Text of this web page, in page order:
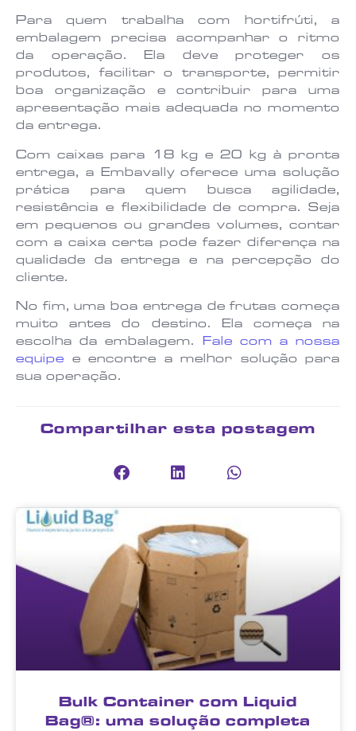
Para quem trabalha com hortifrúti, a
embalagem precisa acompanhar o ritmo
da operação. Ela deve proteger os
produtos, facilitar o transporte, permitir
boa organização e contribuir para uma
apresentação mais adequada no momento
da entrega.
Com caixas para 18 kg e 20 kg à pronta
entrega, a Embavally oferece uma solução
prática para quem busca agilidade,
resistência e flexibilidade de compra. Seja
em pequenos ou grandes volumes, contar
com a caixa certa pode fazer diferença na
qualidade da entrega e na percepção do
cliente.
No fim, uma boa entrega de frutas começa
muito antes do destino. Ela começa na
escolha da embalagem. Fale com a nossa
equipe e encontre a melhor solução para
sua operação.
Compartilhar esta postagem
Bulk Container com Liquid
Bag®: uma solução completa